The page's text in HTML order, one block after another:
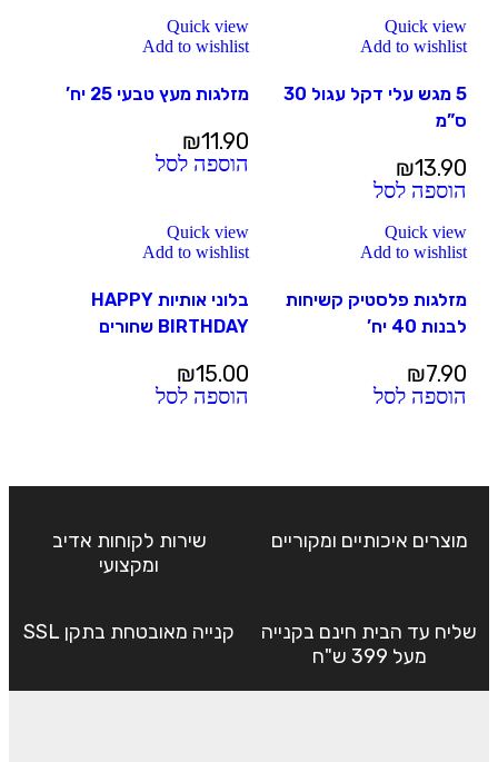
Quick view
Add to wishlist
5 מגש עלי דקל עגול 30
ס”מ
₪13.90
הוספה לסל
Quick view
Add to wishlist
מזלגות מעץ טבעי 25 יח’
₪11.90
הוספה לסל
Quick view
Add to wishlist
מזלגות פלסטיק קשיחות
לבנות 40 יח’
₪7.90
הוספה לסל
Quick view
Add to wishlist
בלוני אותיות HAPPY
BIRTHDAY שחורים
₪15.00
הוספה לסל
מוצרים איכותיים ומקוריים
שירות לקוחות אדיב
ומקצועי
שליח עד הבית חינם בקנייה
מעל 399 ש"ח
קנייה מאובטחת בתקן SSL